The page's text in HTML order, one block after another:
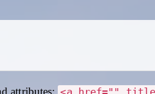
attributes: